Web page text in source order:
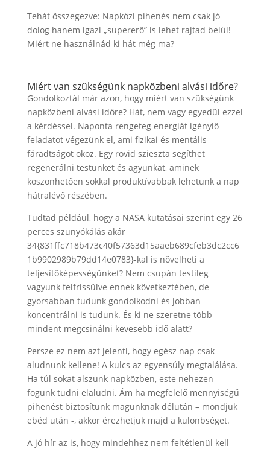
Tehát összegezve: Napközi pihenés nem csak jó
dolog hanem igazi „supererő” is lehet rajtad belül!
Miért ne használnád ki hát még ma?
Miért van szükségünk napközbeni alvási időre?
Gondolkoztál már azon, hogy miért van szükségünk
napközbeni alvási időre? Hát, nem vagy egyedül ezzel
a kérdéssel. Naponta rengeteg energiát igénylő
feladatot végezünk el, ami fizikai és mentális
fáradtságot okoz. Egy rövid szieszta segíthet
regenerálni testünket és agyunkat, aminek
köszönhetően sokkal produktívabbak lehetünk a nap
hátralévő részében.
Tudtad például, hogy a NASA kutatásai szerint egy 26
perces szunyókálás akár
34{831ffc718b473c40f57363d15aaeb689cfeb3dc2cc6
1b9902989b79dd14e0783}-kal is növelheti a
teljesítőképességünket? Nem csupán testileg
vagyunk felfrissülve ennek következtében, de
gyorsabban tudunk gondolkodni és jobban
koncentrálni is tudunk. És ki ne szeretne több
mindent megcsinálni kevesebb idő alatt?
Persze ez nem azt jelenti, hogy egész nap csak
aludnunk kellene! A kulcs az egyensúly megtalálása.
Ha túl sokat alszunk napközben, este nehezen
fogunk tudni elaludni. Ám ha megfelelő mennyiségű
pihenést biztosítunk magunknak délután – mondjuk
ebéd után -, akkor érezhetjük majd a különbséget.
A jó hír az is, hogy mindehhez nem feltétlenül kell